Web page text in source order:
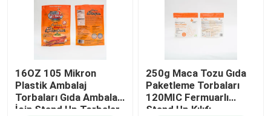
16OZ 105 Mikron
Plastik Ambalaj
Torbaları Gıda Ambalajı
İçin Stand Up Torbalar
250g Maca Tozu Gıda
Paketleme Torbaları
120MIC Fermuarlı
Stand Up Kılıfı